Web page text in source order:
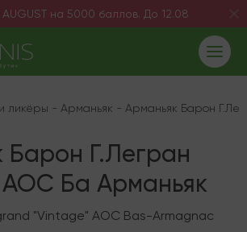
на 5000 баллов. До 12.08
ликёры - Арманьяк - Арманьяк Барон
Барон Г.Легран
Ба Арманьяк
"Vintage" AOC Bas-Armagnac